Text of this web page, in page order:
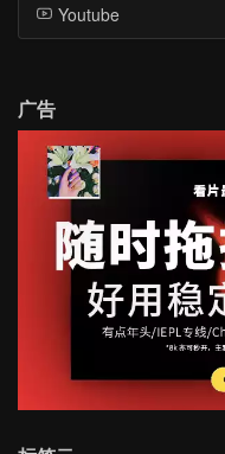
Youtube
广告